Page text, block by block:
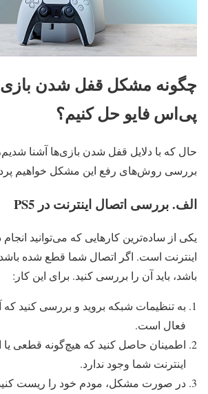
چگونه مشکل قفل شدن
پی‌اس فایو حل کنیم؟
حال که با دلایل قفل شدن بازی‌ها آشنا
بررسی روش‌های رفع این مشکل خواهیم
الف. بررسی اتصال اینترنت در PS5
یکی از ساده‌ترین کارهایی که می‌توانید
اینترنت است. اگر اتصال شما قطع شده باشد
باشد، باید آن را بررسی کنید. برای این کار:
به تنظیمات شبکه بروید و بررسی کنید که
فعال است.
اطمینان حاصل کنید که هیچ‌گونه قطعی یا
اینترنت شما وجود ندارد.
در صورت مشکل، مودم خود را ریست کنید